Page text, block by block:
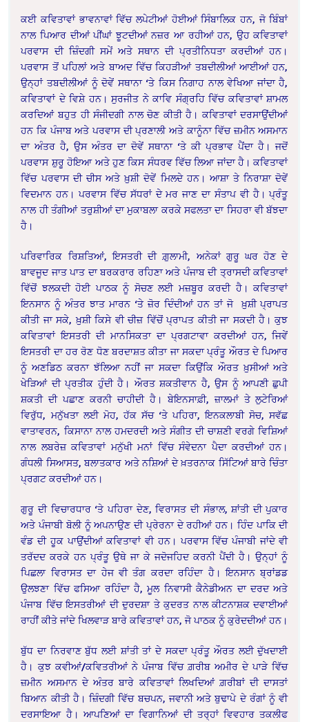
ਕਈ ਕਵਿਤਾਵਾਂ ਭਾਵਨਾਵਾਂ ਵਿੱਚ ਲਪੇਟੀਆਂ ਹੋਈਆਂ ਸਿੰਬਾਲਿਕ ਹਨ, ਜੋ ਬਿੰਬਾਂ
ਨਾਲ ਪਿਆਰ ਦੀਆਂ ਪੀਂਘਾਂ ਝੂਟਦੀਆਂ ਨਜ਼ਰ ਆ ਰਹੀਆਂ ਹਨ, ਉਹ ਕਵਿਤਾਵਾਂ
ਪਰਵਾਸ ਦੀ ਜ਼ਿੰਦਗੀ ਸਮੇਂ ਅਤੇ ਸਥਾਨ ਦੀ ਪ੍ਰਤੀਨਿਧਤਾ ਕਰਦੀਆਂ ਹਨ।
ਪਰਵਾਸ ਤੋਂ ਪਹਿਲਾਂ ਅਤੇ ਬਾਅਦ ਵਿੱਚ ਕਿਹੜੀਆਂ ਤਬਦੀਲੀਆਂ ਆਈਆਂ ਹਨ,
ਉਨ੍ਹਾਂ ਤਬਦੀਲੀਆਂ ਨੂੰ ਦੋਵੇਂ ਸਥਾਨਾ ‘ਤੇ ਕਿਸ ਨਿਗਾਹ ਨਾਲ ਵੇਖਿਆ ਜਾਂਦਾ ਹੈ,
ਕਵਿਤਾਵਾਂ ਦੇ ਵਿਸ਼ੇ ਹਨ। ਸੁਰਜੀਤ ਨੇ ਕਾਵਿ ਸੰਗ੍ਰਹਿ ਵਿੱਚ ਕਵਿਤਾਵਾਂ ਸ਼ਾਮਲ
ਕਰਦਿਆਂ ਬਹੁਤ ਹੀ ਸੰਜੀਦਗੀ ਨਾਲ ਚੋਣ ਕੀਤੀ ਹੈ। ਕਵਿਤਾਵਾਂ ਦਰਸਾਉਂਦੀਆਂ
ਹਨ ਕਿ ਪੰਜਾਬ ਅਤੇ ਪਰਵਾਸ ਦੀ ਪ੍ਰਣਾਲੀ ਅਤੇ ਕਾਨੂੰਨਾ ਵਿੱਚ ਜ਼ਮੀਨ ਅਸਮਾਨ
ਦਾ ਅੰਤਰ ਹੈ, ਉਸ ਅੰਤਰ ਦਾ ਦੋਵੇਂ ਸਥਾਨਾ ‘ਤੇ ਕੀ ਪ੍ਰਭਾਵ ਪੈਂਦਾ ਹੈ। ਜਦੋਂ
ਪਰਵਾਸ ਸ਼ੁਰੂ ਹੋਇਆ ਅਤੇ ਹੁਣ ਕਿਸ ਸੰਧਰਵ ਵਿੱਚ ਲਿਆ ਜਾਂਦਾ ਹੈ। ਕਵਿਤਾਵਾਂ
ਵਿੱਚ ਪਰਵਾਸ ਦੀ ਚੀਸ ਅਤੇ ਖ਼ੁਸ਼ੀ ਦੋਵੇਂ ਮਿਲਦੇ ਹਨ। ਆਸ਼ਾ ਤੇ ਨਿਰਾਸ਼ਾ ਦੋਵੇਂ
ਵਿਦਮਾਨ ਹਨ। ਪਰਵਾਸ ਵਿੱਚ ਸੱਧਰਾਂ ਦੇ ਮਰ ਜਾਣ ਦਾ ਸੰਤਾਪ ਵੀ ਹੈ। ਪ੍ਰੰਤੂ
ਨਾਲ ਹੀ ਤੰਗੀਆਂ ਤਰੁਸ਼ੀਆਂ ਦਾ ਮੁਕਾਬਲਾ ਕਰਕੇ ਸਫਲਤਾ ਦਾ ਸਿਹਰਾ ਵੀ ਬੱਝਦਾ
ਹੈ।
ਪਰਿਵਾਰਿਕ ਰਿਸ਼ਤਿਆਂ, ਇਸਤਰੀ ਦੀ ਗ਼ੁਲਾਮੀ, ਅਨੇਕਾਂ ਗੁਰੂ ਘਰ ਹੋਣ ਦੇ
ਬਾਵਜੂਦ ਜਾਤ ਪਾਤ ਦਾ ਬਰਕਰਾਰ ਰਹਿਣਾ ਅਤੇ ਪੰਜਾਬ ਦੀ ਤ੍ਰਾਸਦੀ ਕਵਿਤਾਵਾਂ
ਵਿੱਚੋਂ ਝਲਕਦੀ ਹੋਈ ਪਾਠਕ ਨੂੰ ਸੋਚਣ ਲਈ ਮਜ਼ਬੂਰ ਕਰਦੀ ਹੈ। ਕਵਿਤਾਵਾਂ
ਇਨਸਾਨ ਨੂੰ ਅੰਤਰ ਝਾਤ ਮਾਰਨ ‘ਤੇ ਜ਼ੋਰ ਦਿੰਦੀਆਂ ਹਨ ਤਾਂ ਜੋ ਖ਼ੁਸ਼ੀ ਪ੍ਰਾਪਤ
ਕੀਤੀ ਜਾ ਸਕੇ, ਖ਼ੁਸ਼ੀ ਕਿਸੇ ਵੀ ਚੀਜ਼ ਵਿੱਚੋਂ ਪ੍ਰਾਪਤ ਕੀਤੀ ਜਾ ਸਕਦੀ ਹੈ। ਕੁਝ
ਕਵਿਤਾਵਾਂ ਇਸਤਰੀ ਦੀ ਮਾਨਸਿਕਤਾ ਦਾ ਪ੍ਰਗਟਾਵਾ ਕਰਦੀਆਂ ਹਨ, ਜਿਵੇਂ
ਇਸਤਰੀ ਦਾ ਹਰ ਰੋਣ ਧੋਣ ਬਰਦਾਸ਼ਤ ਕੀਤਾ ਜਾ ਸਕਦਾ ਪ੍ਰੰਤੂ ਔਰਤ ਦੇ ਪਿਆਰ
ਨੂੰ ਅਣਡਿਠ ਕਰਨਾ ਝੱਲਿਆ ਨਹੀਂ ਜਾ ਸਕਦਾ ਕਿਉਂਕਿ ਔਰਤ ਖ਼ੁਸੀਆਂ ਅਤੇ
ਖੇੜਿਆਂ ਦੀ ਪ੍ਰਤੀਕ ਹੁੰਦੀ ਹੈ। ਔਰਤ ਸ਼ਕਤੀਵਾਨ ਹੈ, ਉਸ ਨੂੰ ਆਪਣੀ ਛੁਪੀ
ਸ਼ਕਤੀ ਦੀ ਪਛਾਣ ਕਰਨੀ ਚਾਹੀਦੀ ਹੈ। ਬੇਇਨਸਾਫ਼ੀ, ਜ਼ਾਲਮਾਂ ਤੇ ਲੁਟੇਰਿਆਂ
ਵਿਰੁੱਧ, ਮਨੁੱਖਤਾ ਲਈ ਮੋਹ, ਹੱਕ ਸੱਚ ‘ਤੇ ਪਹਿਰਾ, ਇਨਕਲਾਬੀ ਸੋਚ, ਸਵੱਛ
ਵਾਤਾਵਰਨ, ਕਿਸਾਨਾ ਨਾਲ ਹਮਦਰਦੀ ਅਤੇ ਸੰਗੀਤ ਦੀ ਚਾਸ਼ਣੀ ਵਰਗੇ ਵਿਸ਼ਿਆਂ
ਨਾਲ ਲਬਰੇਜ਼ ਕਵਿਤਾਵਾਂ ਮਨੁੱਖੀ ਮਨਾਂ ਵਿੱਚ ਸੰਵੇਦਨਾ ਪੈਦਾ ਕਰਦੀਆਂ ਹਨ।
ਗੰਧਲੀ ਸਿਆਸਤ, ਬਲਾਤਕਾਰ ਅਤੇ ਨਸ਼ਿਆਂ ਦੇ ਖ਼ਤਰਨਾਕ ਸਿੱਟਿਆਂ ਬਾਰੇ ਚਿੰਤਾ
ਪ੍ਰਗਟ ਕਰਦੀਆਂ ਹਨ।
ਗੁਰੂ ਦੀ ਵਿਚਾਰਧਾਰ ‘ਤੇ ਪਹਿਰਾ ਦੇਣ, ਵਿਰਾਸਤ ਦੀ ਸੰਭਾਲ, ਸ਼ਾਂਤੀ ਦੀ ਪੁਕਾਰ
ਅਤੇ ਪੰਜਾਬੀ ਬੋਲੀ ਨੂੰ ਅਪਨਾਉਣ ਦੀ ਪ੍ਰੇਰਨਾ ਦੇ ਰਹੀਆਂ ਹਨ। ਹਿੰਦ ਪਾਕਿ ਦੀ
ਵੰਡ ਦੀ ਹੂਕ ਪਾਉਂਦੀਆਂ ਕਵਿਤਾਵਾਂ ਵੀ ਹਨ। ਪਰਵਾਸ ਵਿੱਚ ਪੰਜਾਬੀ ਜਾਂਦੇ ਵੀ
ਤਰੱਦਦ ਕਰਕੇ ਹਨ ਪ੍ਰੰਤੂ ਉਥੇ ਜਾ ਕੇ ਜਦੋਜਹਿਦ ਕਰਨੀ ਪੈਂਦੀ ਹੈ। ਉਨ੍ਹਾਂ ਨੂੰ
ਪਿਛਲਾ ਵਿਰਾਸਤ ਦਾ ਹੇਜ ਵੀ ਤੰਗ ਕਰਦਾ ਰਹਿੰਦਾ ਹੈ। ਇਨਸਾਨ ਬ੍ਰਾਂਡਡ
ਉਲਝਣਾ ਵਿੱਚ ਫਸਿਆ ਰਹਿੰਦਾ ਹੈ, ਮੂਲ ਨਿਵਾਸੀ ਕੈਨੇਡੀਅਨ ਦਾ ਦਰਦ ਅਤੇ
ਪੰਜਾਬ ਵਿੱਚ ਇਸਤਰੀਆਂ ਦੀ ਦੁਰਦਸ਼ਾ ਤੇ ਕੁਦਰਤ ਨਾਲ ਕੀਟਨਾਸ਼ਕ ਦਵਾਈਆਂ
ਰਾਹੀਂ ਕੀਤੇ ਜਾਂਦੇ ਖਿਲਵਾੜ ਬਾਰੇ ਕਵਿਤਾਵਾਂ ਹਨ, ਜੋ ਪਾਠਕ ਨੂੰ ਕੁਰੇਦਦੀਆਂ ਹਨ।
ਬੁੱਧ ਦਾ ਨਿਰਵਾਣ ਬੁੱਧ ਲਈ ਸ਼ਾਂਤੀ ਤਾਂ ਦੇ ਸਕਦਾ ਪ੍ਰੰਤੂ ਔਰਤ ਲਈ ਦੁੱਖਦਾਈ
ਹੈ। ਕੁਝ ਕਵੀਆਂ/ਕਵਿਤਰੀਆਂ ਨੇ ਪੰਜਾਬ ਵਿੱਚ ਗ਼ਰੀਬ ਅਮੀਰ ਦੇ ਪਾੜੇ ਵਿੱਚ
ਜ਼ਮੀਨ ਅਸਮਾਨ ਦੇ ਅੰਤਰ ਬਾਰੇ ਕਵਿਤਾਵਾਂ ਲਿਖਦਿਆਂ ਗ਼ਰੀਬਾਂ ਦੀ ਦਾਸਤਾਂ
ਬਿਆਨ ਕੀਤੀ ਹੈ। ਜ਼ਿੰਦਗੀ ਵਿੱਚ ਬਚਪਨ, ਜਵਾਨੀ ਅਤੇ ਬੁਢਾਪੇ ਦੇ ਰੰਗਾਂ ਨੂੰ ਵੀ
ਦਰਸਾਇਆ ਹੈ। ਆਪਣਿਆਂ ਦਾ ਵਿਗਾਨਿਆਂ ਦੀ ਤਰ੍ਹਾਂ ਵਿਵਹਾਰ ਤਕਲੀਫ